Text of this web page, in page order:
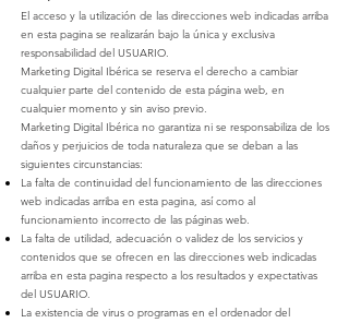
El acceso y la utilización de las direcciones web indicadas arriba
en esta pagina se realizarán bajo la única y exclusiva
responsabilidad del USUARIO.
Marketing Digital Ibérica se reserva el derecho a cambiar
cualquier parte del contenido de esta página web, en
cualquier momento y sin aviso previo.
Marketing Digital Ibérica no garantiza ni se responsabiliza de los
daños y perjuicios de toda naturaleza que se deban a las
siguientes circunstancias:
La falta de continuidad del funcionamiento de las direcciones
web indicadas arriba en esta pagina, así como al
funcionamiento incorrecto de las páginas web.
La falta de utilidad, adecuación o validez de los servicios y
contenidos que se ofrecen en las direcciones web indicadas
arriba en esta pagina respecto a los resultados y expectativas
del USUARIO.
La existencia de virus o programas en el ordenador del